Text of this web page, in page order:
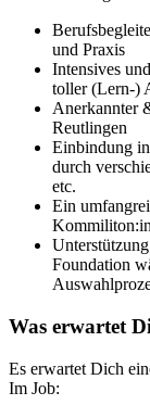
und Praxis
Intensives
toller (Lern-)
Anerkannter
Reutlingen
Einbindung
durch
etc.
Ein
Foundation
Was erwartet
Es erwartet Dich
Im Job: